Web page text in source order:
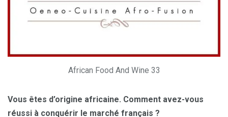
African Food And Wine 33
Vous êtes d’origine africaine. Comment avez-vous
réussi à conquérir le marché français ?